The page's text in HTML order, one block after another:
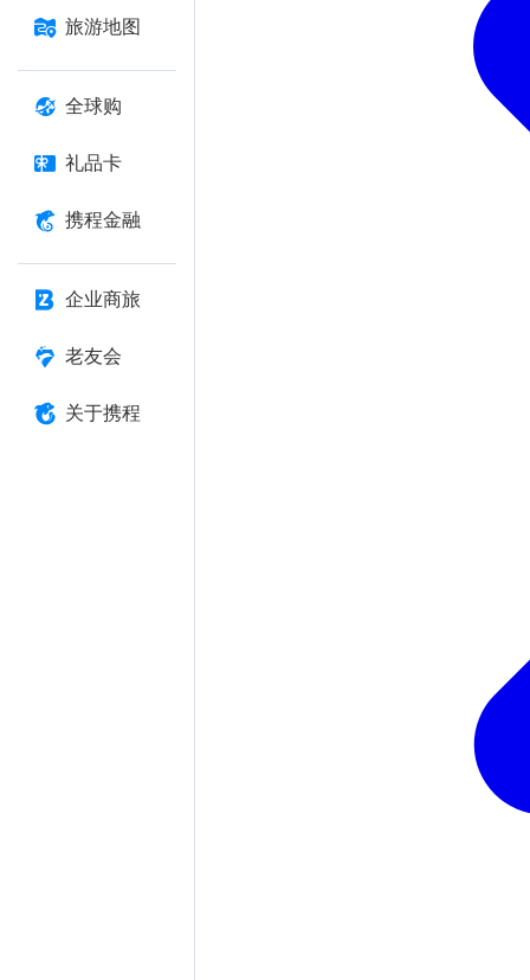
旅游地图
全球购
礼品卡
携程金融
企业商旅
老友会
关于携程